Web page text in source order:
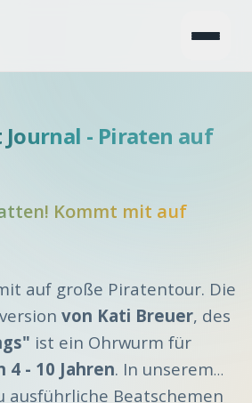
- Piraten auf
Kommt mit auf
auf große Piratentour. Die
von Kati Breuer, des
ist ein Ohrwurm für
4 - 10 Jahren. In unserem
ausführliche Beatschemen